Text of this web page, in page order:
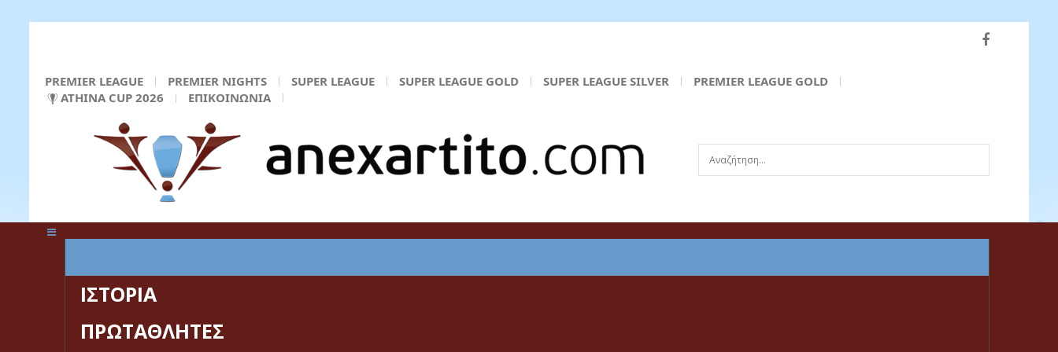
PREMIER LEAGUE PREMIER NIGHTS SUPER LEAGUE SUPER LEAGUE GOLD SUPER LEAGUE SILVER
PREMIER LEAGUE GOLD
ATHINA CUP 2026
ΕΠΙΚΟΙΝΩΝΙΑ
Αναζήτηση...
ΙΣΤΟΡΙΑ
ΠΡΩΤΑΘΛΗΤΕΣ